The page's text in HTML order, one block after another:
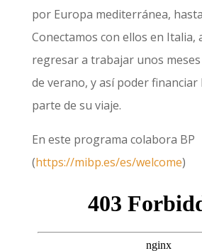
por Europa mediterránea,
Conectamos con ellos en Italia,
regresar a trabajar unos
de verano, y así poder
parte de su viaje.
En este programa colabora BP
(https://mibp.es/es/welcome)